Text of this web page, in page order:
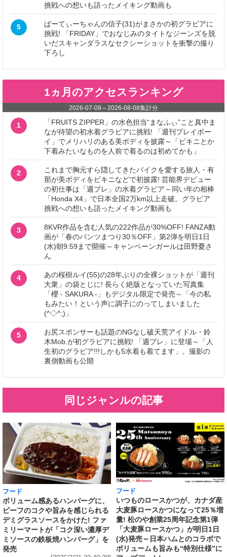
挑戦への想いも語ったメイキング動画も
5
ぱーてぃーちゃんの信子(31)がまさかの初グラビアに
挑戦! 「FRIDAY」でおなじみのタイトなジーンズを脱
いだスキャンダラスなセクシーショットを衝撃の撮り
下ろし
1ヵ月のアクセスランキング
2026-07-09 ～2026-08-08集計分
1
「FRUITS ZIPPER」の水色担当“まなふぃ”こと真中ま
なが待望の初水着グラビアに挑戦! 「週刊プレイボー
イ」でメリハリのある美ボディを披露～「ビキニとか
下着みたいなものを人前で着るのは初めてかも」
2
これまで胸元すら隠してきたバイクを愛する旅人・有
那が美ボディをビキニなどで初披露! 芸能界デビュー
の初仕事は「週プレ」の水着グラビア～同い年の相棒
「Honda X4」で日本全国2万km以上走破。グラビア
挑戦への想いも語ったメイキング動画も
3
8KVR作品を含む人気の222作品が30%OFF! FANZA動
画が「春のパンツまつり30％OFF」第2弾を明日1日
(水)朝9:59まで開催～キャンペーンガールは田野憂さ
ん
4
あの桜樹ルイ(55)の28年ぶりの全裸ショットが「週刊
大衆」の袋とじに! 長らく絶版となっていた写真集
「櫻 - SAKURA -」もデジタル限定で発売～「今の私
もみたい！という声に調子にのってしまいました
(^◇^;)」
5
お尻スポンサーも話題のNGなし破天荒アイドル・鈴
木Mob.が初グラビアに挑戦! 「週プレ」に登場～「人
生初のグラビア!!!しかも5水着も着てます」。撮影の
裏側動画も公開
同じジャンルの記事
フード
ボリューム感あるハンバーグに、
ビーフのコクや旨みを感じられる
デミグラスソースをかけた! ファ
ミリーマートが「コク深い濃厚デ
ミソースの鉄板焼ハンバーグ」を
発売
フード
いつものロースかつが、カナダ産
大麦豚ロースかつになって25％増
量! 松のや創業25周年記念第1弾
「大麦豚ロースかつ」が明日1日
(水)発売～日本ハムとのコラボで
ボリュームも旨みも“特別仕様”に